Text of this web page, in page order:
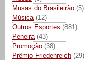
Musas do Brasileirão (5)
Música (12)
Outros Esportes (881)
Peneira (43)
Promoção (38)
Prêmio Friedenreich (29)